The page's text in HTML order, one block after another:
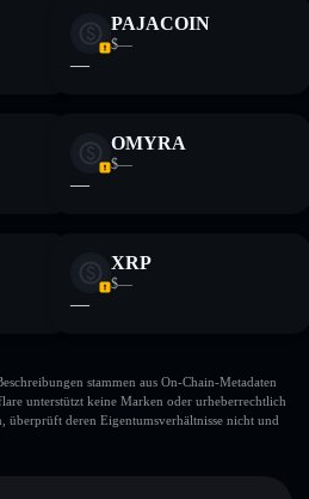
PAJACOIN
$—
—
OMYRA
$—
—
XRP
$—
—
stammen aus On-Chain-Metadaten
unterstützt keine Marken oder urheberrechtlich
überprüft deren Eigentumsverhältnisse nicht und